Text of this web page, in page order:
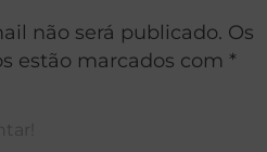
não será publicado. Os
estão marcados com *